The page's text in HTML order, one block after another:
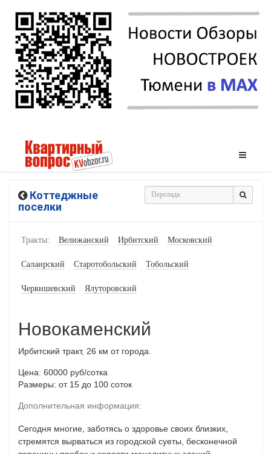
Коттеджные
поселки
Тракты: Велижанский Ирбитский Московский
Салаирский Старотобольский Тобольский
Червишевский Ялуторовский
Новокаменский
Ирбитский тракт, 26 км от города.
Цена: 60000 руб/сотка
Размеры: от 15 до 100 соток
Дополнительная информация:
Сегодня многие, заботясь о здоровье своих близких,
стремятся вырваться из городской суеты, бесконечной